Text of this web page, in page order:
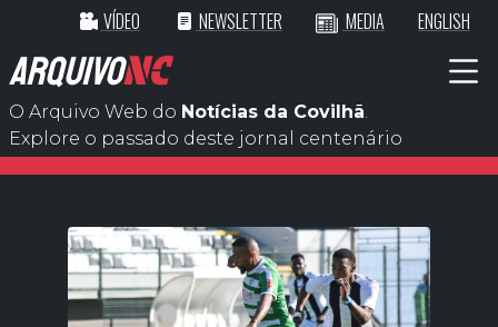
VÍDEO NEWSLETTER MEDIA ENGLISH
ARQUIVONC
O Arquivo Web do Notícias da Covilhã.
Explore o passado deste jornal centenário